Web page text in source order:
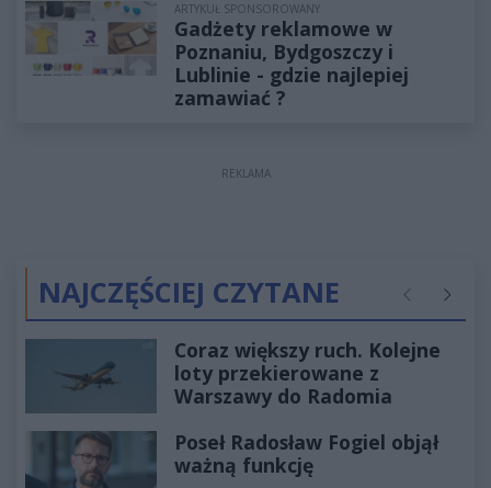
ARTYKUŁ SPONSOROWANY
Gadżety reklamowe w
Poznaniu, Bydgoszczy i
Lublinie - gdzie najlepiej
zamawiać ?
REKLAMA
NAJCZĘŚCIEJ CZYTANE Poprzednie
Coraz większy ruch. Kolejne
loty przekierowane z
Warszawy do Radomia
Poseł Radosław Fogiel objął
ważną funkcję